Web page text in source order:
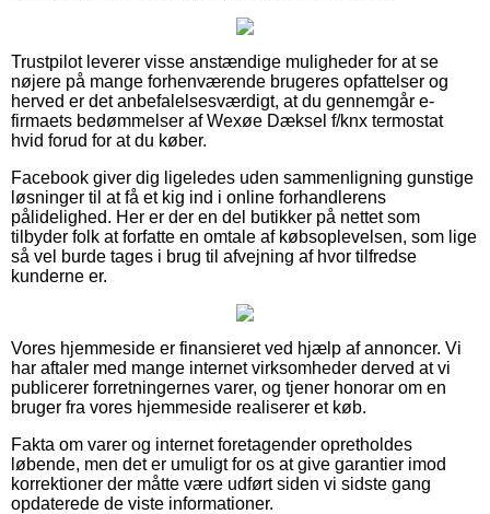
Trustpilot leverer visse anstændige muligheder for at se
nøjere på mange forhenværende brugeres opfattelser og
herved er det anbefalelsesværdigt, at du gennemgår e-
firmaets bedømmelser af Wexøe Dæksel f/knx termostat
hvid forud for at du køber.
Facebook giver dig ligeledes uden sammenligning gunstige
løsninger til at få et kig ind i online forhandlerens
pålidelighed. Her er der en del butikker på nettet som
tilbyder folk at forfatte en omtale af købsoplevelsen, som lige
så vel burde tages i brug til afvejning af hvor tilfredse
kunderne er.
Vores hjemmeside er finansieret ved hjælp af annoncer. Vi
har aftaler med mange internet virksomheder derved at vi
publicerer forretningernes varer, og tjener honorar om en
bruger fra vores hjemmeside realiserer et køb.
Fakta om varer og internet foretagender opretholdes
løbende, men det er umuligt for os at give garantier imod
korrektioner der måtte være udført siden vi sidste gang
opdaterede de viste informationer.